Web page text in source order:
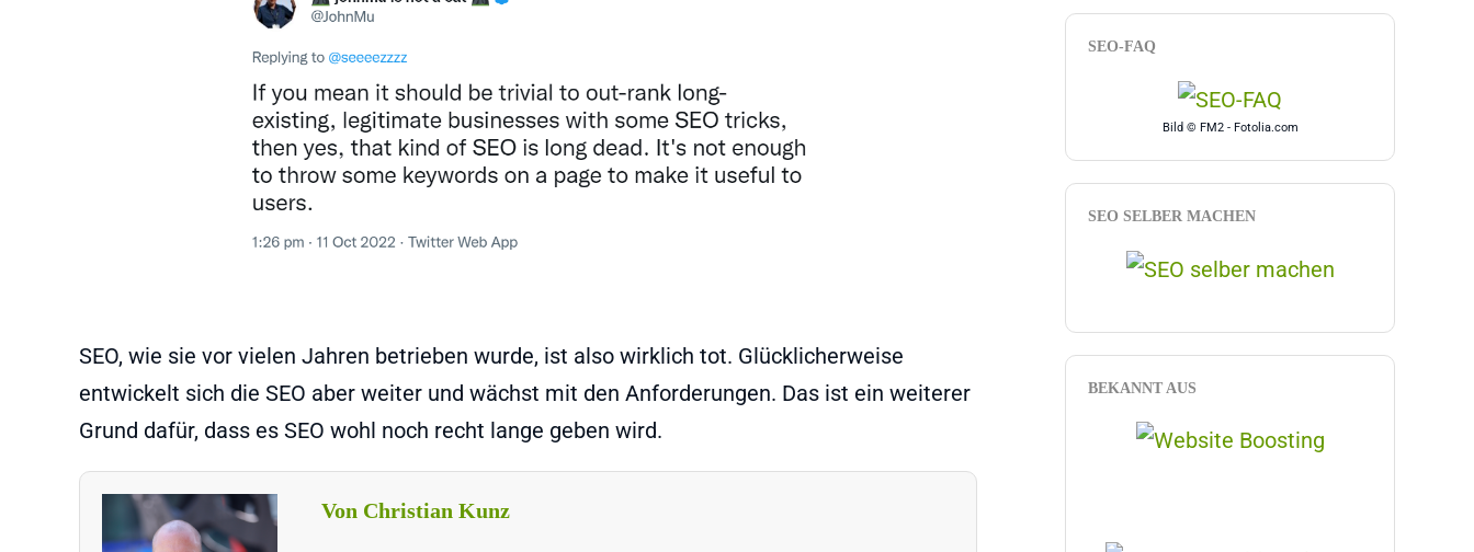
SEO, wie sie vor vielen Jahren betrieben wurde, ist also wirklich tot. Glücklicherweise
entwickelt sich die SEO aber weiter und wächst mit den Anforderungen. Das ist ein weiterer
Grund dafür, dass es SEO wohl noch recht lange geben wird.
Von Christian Kunz
SEO-FAQ
Bild © FM2 - Fotolia.com
SEO SELBER MACHEN
BEKANNT AUS